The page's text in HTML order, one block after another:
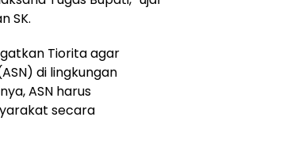
SK.
Tiorita agar
di lingkungan
ASN harus
secara